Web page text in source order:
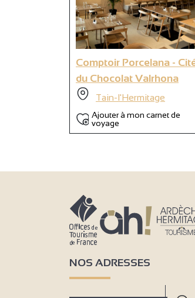
9
Comptoir Porcelana -
du Chocolat Valrhona
Tain-l'Hermitage
Ajouter à mon carnet de
voyage
NOS ADRESSES